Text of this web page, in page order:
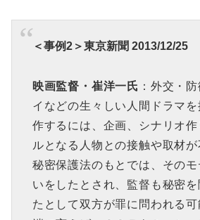
＜事例2＞東京新聞 2013/12/25
映画監督・崔洋一氏 ：外交・
イなどの生々しい人間ドラマ
作するには、企画、シナリオ
ルとなる人物との接触や取材
秘密保護法のもとでは、そのモ
いをしたとされ、監督も秘密
たとして双方が罪に問われる